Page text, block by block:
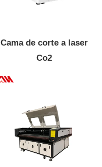
Cama de corte a laser
Co2